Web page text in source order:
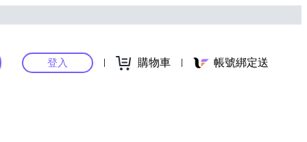
登入 購物車 帳號綁定送